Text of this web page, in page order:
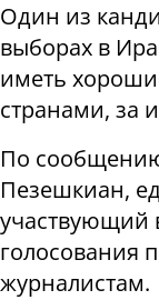
Один из
выборах в
иметь
странами, за
По
Пезешкиан,
участвующий
голосования
журналистам.